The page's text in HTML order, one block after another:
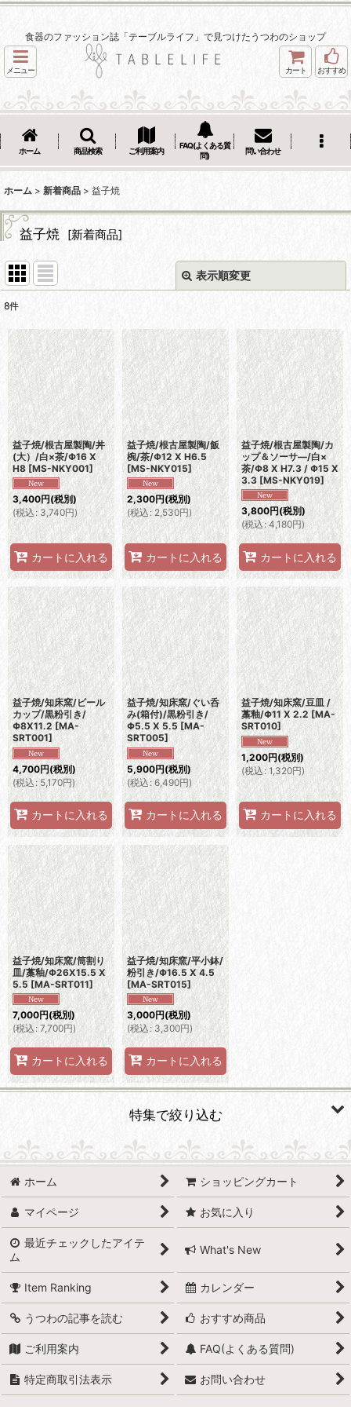
食器のファッション誌「テーブルライフ」で見つけたうつわのショップ
メニュー カート おすすめ
ホーム 商品検索 ご利用案内
FAQ(よくある質
問)
問い合わせ
ホーム > 新着商品 > 益子焼
益子焼 [新着商品]
表示順変更
並び順 :
絞り込む
8件
益子焼/根古屋製陶/丼
(大）/白×茶/Φ16 X
H8 [MS-NKY001]
3,400円(税別)
(税込 : 3,740円)
カートに入れる
益子焼/根古屋製陶/飯
椀/茶/Φ12 X H6.5
[MS-NKY015]
2,300円(税別)
(税込: 2,530円)
カートに入れる
益子焼/根古屋製陶/カ
ップ＆ソーサ―/白×
茶/Φ8 X H7.3 / Φ15 X
3.3 [MS-NKY019]
3,800円(税別)
(税込: 4,180円)
カートに入れる
益子焼/知床窯/ビール
カップ/黒粉引き/
Φ8X11.2 [MA-
SRT001]
4,700円(税別)
(税込: 5,170円)
カートに入れる
益子焼/知床窯/ぐい呑
み(箱付)/黒粉引き/
Φ5.5 X 5.5 [MA-
SRT005]
5,900円(税別)
(税込: 6,490円)
カートに入れる
益子焼/知床窯/豆皿 /
藁釉/Φ11 X 2.2 [MA-
SRT010]
1,200円(税別)
(税込: 1,320円)
カートに入れる
益子焼/知床窯/筒割り
皿/藁釉/Φ26X15.5 X
5.5 [MA-SRT011]
7,000円(税別)
(税込 : 7,700円)
カートに入れる
益子焼/知床窯/平小鉢/
粉引き/Φ16.5 X 4.5
[MA-SRT015]
3,000円(税別)
(税込 : 3,300円)
カートに入れる
特集で絞り込む
有田焼
波佐見焼
萩焼
備前焼
丹波立杭焼
京焼
信楽焼
ホーム ショッピングカート
マイページ お気に入り
最近チェックしたアイテ
ム
What's New
Item Ranking カレンダー
うつわの記事を読む おすすめ商品
ご利用案内 FAQ(よくある質問)
特定商取引法表示 お問い合わせ